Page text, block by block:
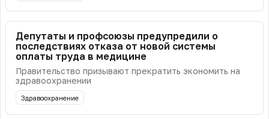
Депутаты и профсоюзы предупредили о
последствиях отказа от новой системы
оплаты труда в медицине
Правительство призывают прекратить экономить на
здравоохранении
Здравоохранение